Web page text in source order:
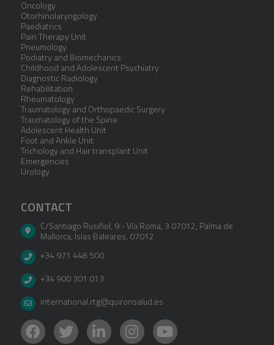
Oncology
Otorhinolaryngology
Paediatrics
Pain Therapy Unit
Pneumology
Podiatry and Biomechanics
Childhood and Adolescent Psychiatry
Diagnostic Radiology
Rehabilitation
Rheumatology
Traumatology and Orthopaedic Surgery
Traumatology of the Spine
Adolescent Health Unit
Foot and Ankle Unit
Trichology and Hair transplant Unit
Emergencies
Urology
CONTACT
C/Santiago Rusiñol, 9 - Vía Roma, 3 07012, Palma de
Mallorca, Islas Baleares, 07012
+34 971 448 500
+34 900 301 013
international.rtg@quironsalud.es